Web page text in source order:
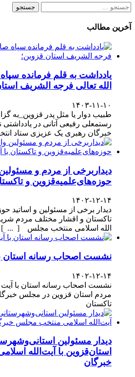
جستجو
آخرین مطالب
یادداشت به قلم فرمانده
الله تعالی فرجه الشریف
۱۴۰۳-۱۱-۱۰
طبیب دوار یا مثل پدر قزوین_به
رستمعلی رفیعی آتانی در یادداشتی
خبرگان رهبری یک عزیزی ستاد
دیداربرخی از مردم و
حوزه‌های‌علمیه‌قزوین و
۱۴۰۲-۱۲-۱۴
دیدار برخی از مسئولین و اساتید
تاکستان و اقشار مختلف مردم
الله اسلامی منتخب مجلس [ ... ]
نشست اصحاب رسانه استان
۱۴۰۲-۱۲-۱۴
نشست اصحاب رسانه استان با آیت
مردم استان قزوین در مجلس
تاکستان
دیدار مسئولین
استان‌قزوین با آیت‌الله‌
خبرگان